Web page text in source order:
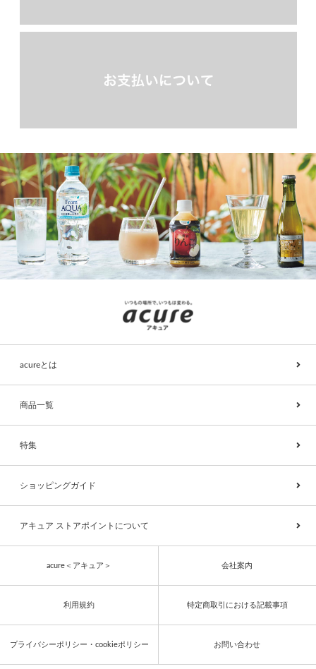
acureとは
商品一覧
特集
ショッピングガイド
アキュア ストアポイントについて
acure＜アキュア＞ 会社案内
利用規約 特定商取引における記載事項
プライバシーポリシー・cookieポリシー お問い合わせ